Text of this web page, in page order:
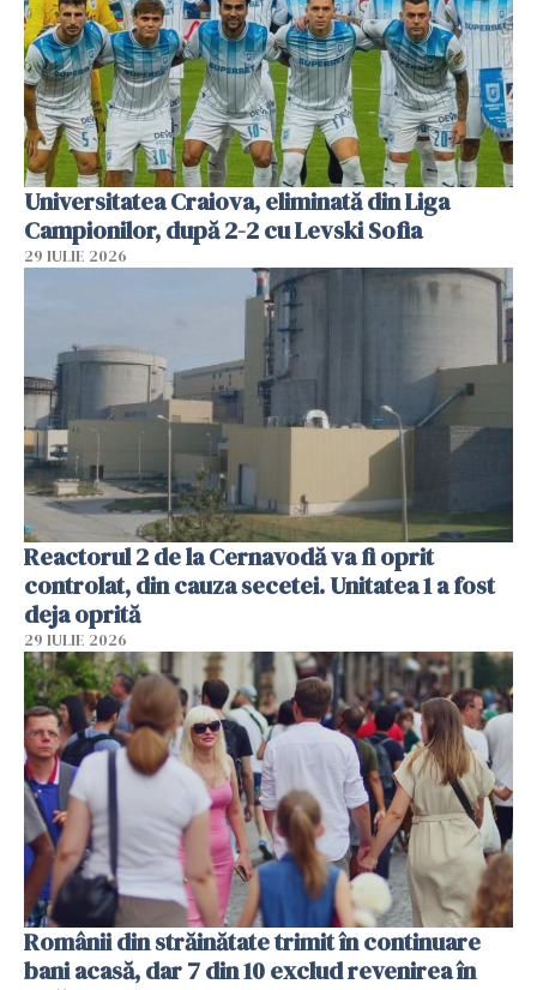
Universitatea Craiova, eliminată din Liga
Campionilor, după 2-2 cu Levski Sofia
29 IULIE 2026
Reactorul 2 de la Cernavodă va fi oprit
controlat, din cauza secetei. Unitatea 1 a fost
deja oprită
29 IULIE 2026
Românii din străinătate trimit în continuare
bani acasă, dar 7 din 10 exclud revenirea în